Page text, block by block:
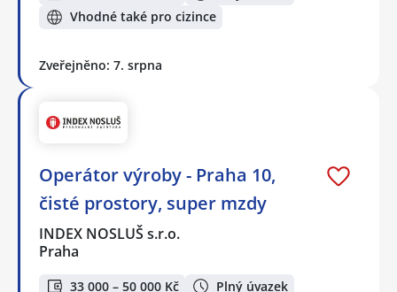
Vhodné také pro cizince
Zveřejněno: 7. srpna
Operátor výroby - Praha 10,
čisté prostory, super mzdy
INDEX NOSLUŠ s.r.o.
Praha
33 000 – 50 000 Kč Plný úvazek